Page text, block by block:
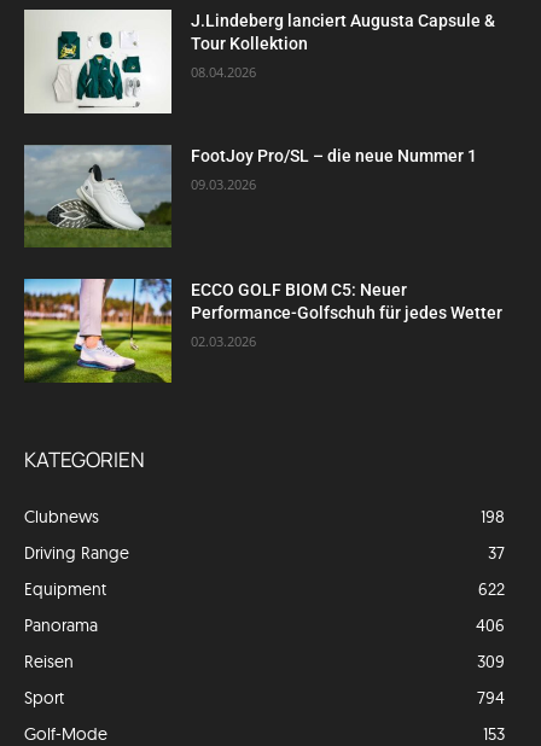
J.Lindeberg lanciert Augusta Capsule &
Tour Kollektion
08.04.2026
FootJoy Pro/SL – die neue Nummer 1
09.03.2026
ECCO GOLF BIOM C5: Neuer
Performance-Golfschuh für jedes Wetter
02.03.2026
KATEGORIEN
Clubnews
198
Driving Range
37
Equipment
622
Panorama
406
Reisen
309
Sport
794
Golf-Mode
153